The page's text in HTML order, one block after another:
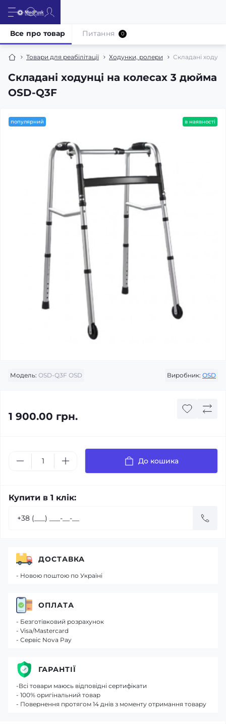
Товари для реабілітації Ходунки, ролери Складані
Складані ходунці на колесах 3 дюйма
OSD-Q3F
Все про товар Питання 0
популярний в наявності
Модель: OSD-Q3F OSD Виробник: ОSD
1 900.00 грн.
До кошика
Купити в 1 клік:
ДОСТАВКА
- Новою поштою по Україні
ОПЛАТА
- Безготівковий розрахунок
- Visa/Mastercard
- Сервіс Nova Pay
ГАРАНТІЇ
-Всі товари маюсь відповідні сертифікати
- 100% оригінальний товар
- Повернення протягом 14 днів з моменту отримання товару